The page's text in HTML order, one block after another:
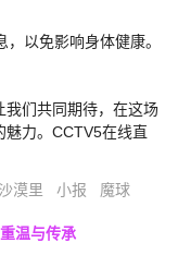
以免影响身体健康。
我们共同期待，在这场
力。CCTV5在线直
沙漠里 小报 魔球
温与传承